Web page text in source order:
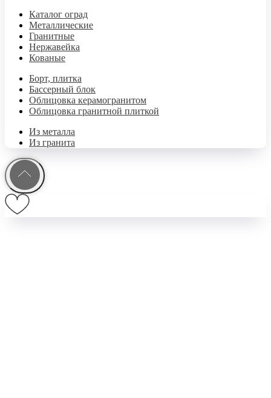
Каталог оград
Металлические
Гранитные
Нержавейка
Кованые
Борт, плитка
Бассерный блок
Облицовка керамогранитом
Облицовка гранитной плиткой
Из металла
Из гранита